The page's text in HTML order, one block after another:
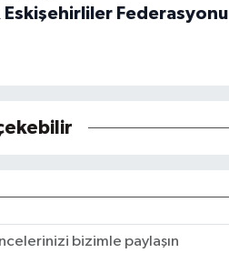
Eskişehirliler Federasyonu